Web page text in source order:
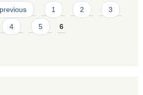
1 2 3
4 5 6